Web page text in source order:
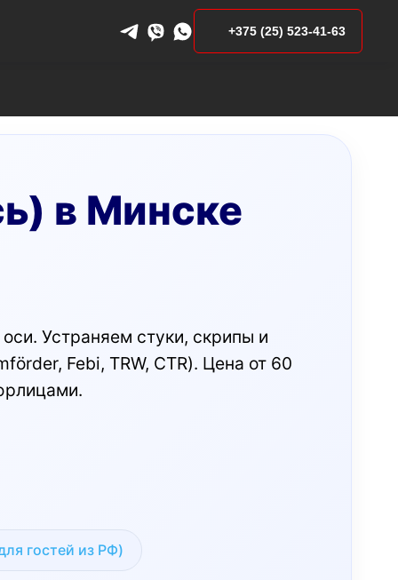
+375 (25) 523-41-63
в Минске
Устраняем стуки, скрипы и
Febi, TRW, CTR). Цена от 60
гостей из РФ)